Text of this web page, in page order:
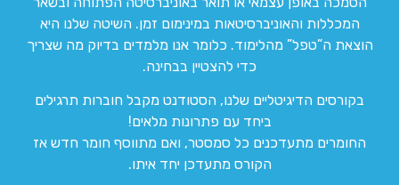
המכללות והאוניברסיטאות במינימום זמן. השיטה שלנו היא
הוצאת ה”טפל” מהלימוד. כלומר אנו מלמדים בדיוק מה שצריך
כדי להצטיין בבחינה.
בקורסים הדיגיטליים שלנו, הסטודנט מקבל חוברות תרגילים
ביחד עם פתרונות מלאים!
החומרים מתעדכנים כל סמסטר, ואם מתווסף חומר חדש אז
הקורס מתעדכן יחד איתו.